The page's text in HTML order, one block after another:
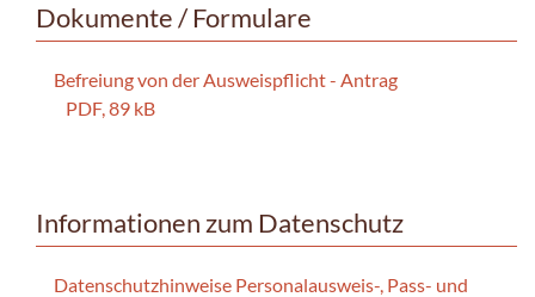
Dokumente / Formulare
Befreiung von der Ausweispflicht - Antrag
PDF, 89 kB
Informationen zum Datenschutz
Datenschutzhinweise Personalausweis-, Pass- und